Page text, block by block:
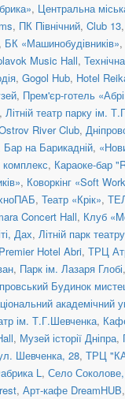
, Центральна
, ПК Північний, Club 13,
, БК «Машинобудівників»,
Music Hall,
, Gogol Hub, Hotel
, Прем'єр-готель
, Літній театр парку ім.
River Club,
Бар на Барикадній,
комплекс, Караоке-бар
, Коворкінг «Soft
, Театр «Крік»,
Concert Hall, Клуб
Дах, Літній парк
Hotel Abri, ТРЦ
, Парк ім. Лазаря Глобі,
Будинок
академічний
ім. Т.Г.Шевченка,
, Музей історії Дніпра,
Шевченка, 28, ТРЦ
L, Село
, Арт-кафе DreamHUB,